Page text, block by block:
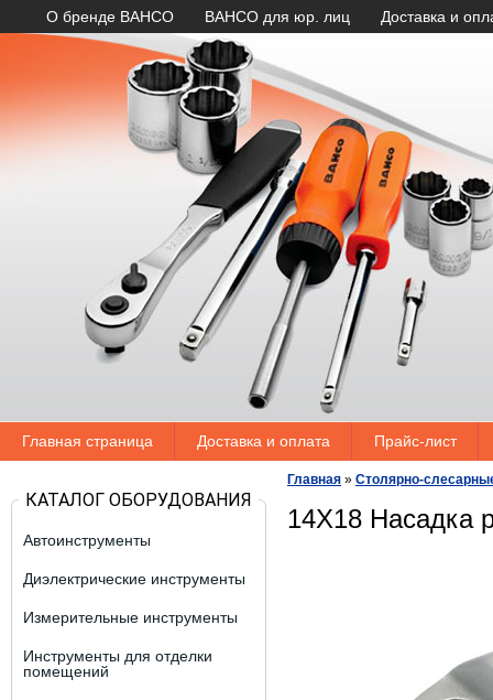
О бренде BAHCO BAHCO для юр. лиц Доставка и
Главная страница Доставка и оплата Прайс-лист
КАТАЛОГ ОБОРУДОВАНИЯ
Автоинструменты
Диэлектрические инструменты
Измерительные инструменты
Инструменты для отделки
помещений
Главная » Столярно-
14X18 Насадка